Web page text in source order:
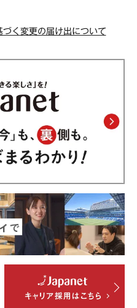
く変更の届け出について